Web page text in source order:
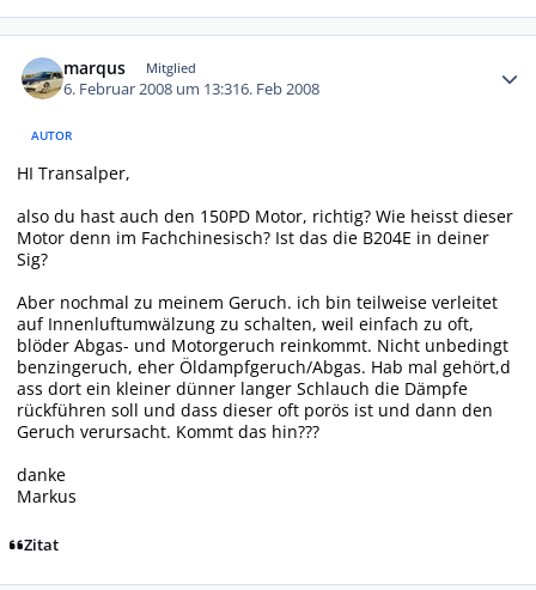
marqus Mitglied
6. Februar 2008 um 13:316. Feb 2008
AUTOR
HI Transalper,
also du hast auch den 150PD Motor, richtig? Wie heisst dieser
Motor denn im Fachchinesisch? Ist das die B204E in deiner
Sig?
Aber nochmal zu meinem Geruch. ich bin teilweise verleitet
auf Innenluftumwälzung zu schalten, weil einfach zu oft,
blöder Abgas- und Motorgeruch reinkommt. Nicht unbedingt
benzingeruch, eher Öldampfgeruch/Abgas. Hab mal gehört,d
ass dort ein kleiner dünner langer Schlauch die Dämpfe
rückführen soll und dass dieser oft porös ist und dann den
Geruch verursacht. Kommt das hin???
danke
Markus
Zitat